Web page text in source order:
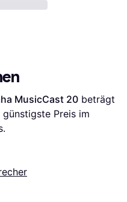
MusicCast 20 beträgt
Preis im